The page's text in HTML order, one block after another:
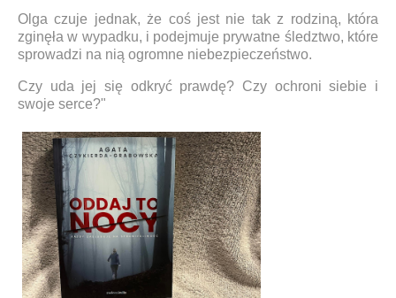
Olga czuje jednak, że coś jest nie tak z rodziną, która
zginęła w wypadku, i podejmuje prywatne śledztwo, które
sprowadzi na nią ogromne niebezpieczeństwo.
Czy uda jej się odkryć prawdę? Czy ochroni siebie i
swoje serce?"